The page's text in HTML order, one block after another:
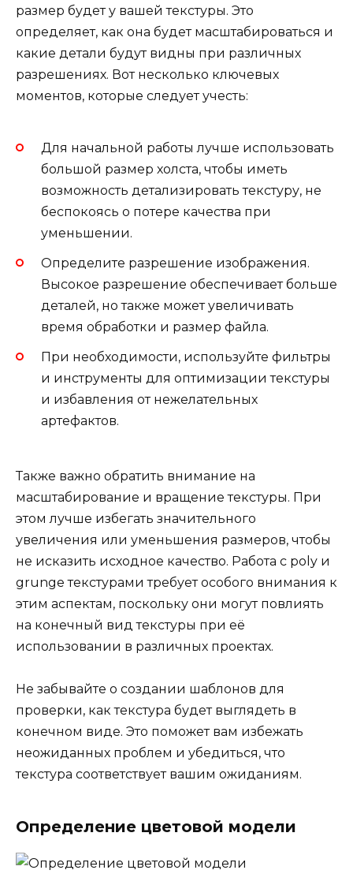
размер будет у вашей текстуры. Это
определяет, как она будет масштабироваться и
какие детали будут видны при различных
разрешениях. Вот несколько ключевых
моментов, которые следует учесть:
Для начальной работы лучше использовать
большой размер холста, чтобы иметь
возможность детализировать текстуру, не
беспокоясь о потере качества при
уменьшении.
Определите разрешение изображения.
Высокое разрешение обеспечивает больше
деталей, но также может увеличивать
время обработки и размер файла.
При необходимости, используйте фильтры
и инструменты для оптимизации текстуры
и избавления от нежелательных
артефактов.
Также важно обратить внимание на
масштабирование и вращение текстуры. При
этом лучше избегать значительного
увеличения или уменьшения размеров, чтобы
не исказить исходное качество. Работа с poly и
grunge текстурами требует особого внимания к
этим аспектам, поскольку они могут повлиять
на конечный вид текстуры при её
использовании в различных проектах.
Не забывайте о создании шаблонов для
проверки, как текстура будет выглядеть в
конечном виде. Это поможет вам избежать
неожиданных проблем и убедиться, что
текстура соответствует вашим ожиданиям.
Определение цветовой модели